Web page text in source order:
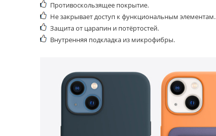
Противоскользящее покрытие.
Не закрывает доступ к функциональным элементам.
Защита от царапин и потёртостей.
Внутренняя подкладка из микрофибры.